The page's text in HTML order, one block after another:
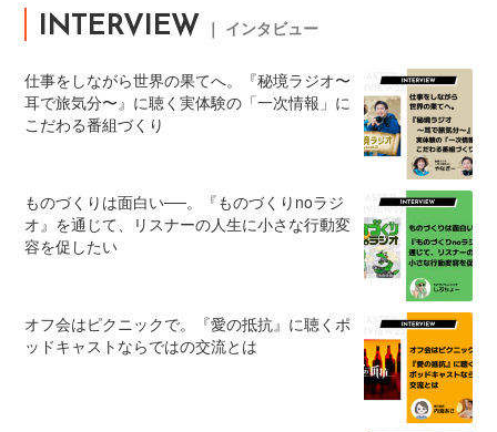
INTERVIEW ｜ インタビュー
仕事をしながら世界の果てへ。『秘境ラジオ〜
耳で旅気分〜』に聴く実体験の「一次情報」に
こだわる番組づくり
ものづくりは面白い──。『ものづくりnoラジ
オ』を通じて、リスナーの人生に小さな行動変
容を促したい
オフ会はピクニックで。『愛の抵抗』に聴くポ
ッドキャストならではの交流とは